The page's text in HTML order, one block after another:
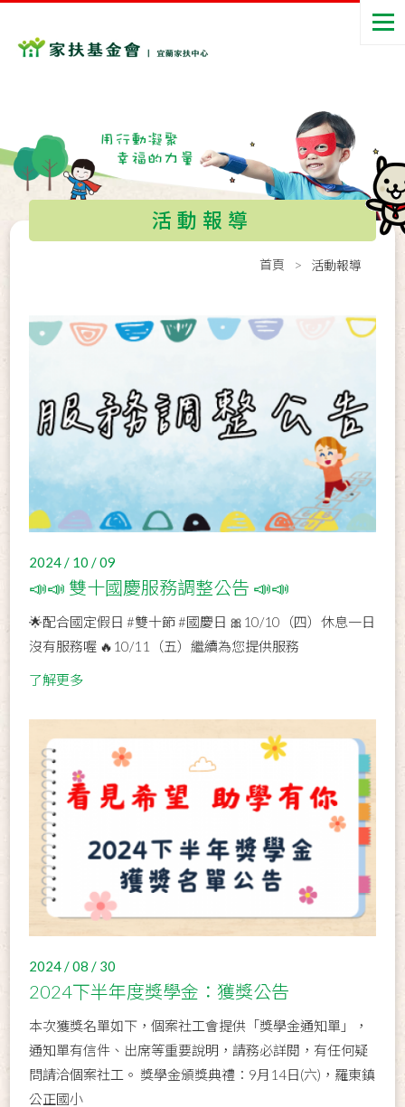
活動報導
首頁 活動報導
2024 / 10 / 09
📣📣 雙十國慶服務調整公告 📣📣
🌟配合國定假日 #雙十節 #國慶日 🎀10/10（四）休息一日
沒有服務喔 🔥10/11（五）繼續為您提供服務
了解更多
2024 / 08 / 30
2024下半年度獎學金：獲獎公告
本次獲獎名單如下，個案社工會提供「獎學金通知單」，
通知單有信件、出席等重要說明，請務必詳閱，有任何疑
問請洽個案社工。 獎學金頒獎典禮：9月14日(六)，羅東鎮
公正國小